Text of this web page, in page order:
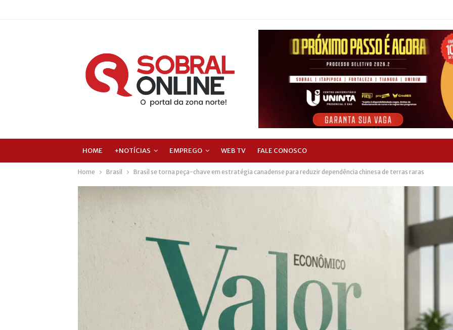
HOME +NOTÍCIAS EMPREGO WEB TV FALE CONOSCO
Home Brasil Brasil se torna peça-chave em estratégia canadense para reduzir dependência chinesa de terras raras